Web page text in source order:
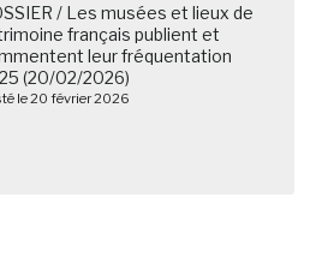
/ Les musées et lieux de
français publient et
leur fréquentation
(20/02/2026)
le 20 février 2026